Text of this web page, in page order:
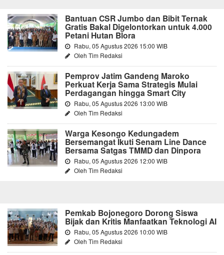
Bantuan CSR Jumbo dan Bibit Ternak
Gratis Bakal Digelontorkan untuk 4.000
Petani Hutan Blora
Rabu, 05 Agustus 2026 15:00 WIB
Oleh Tim Redaksi
Pemprov Jatim Gandeng Maroko
Perkuat Kerja Sama Strategis Mulai
Perdagangan hingga Smart City
Rabu, 05 Agustus 2026 13:00 WIB
Oleh Tim Redaksi
Warga Kesongo Kedungadem
Bersemangat Ikuti Senam Line Dance
Bersama Satgas TMMD dan Dinpora
Rabu, 05 Agustus 2026 12:00 WIB
Oleh Tim Redaksi
Pemkab Bojonegoro Dorong Siswa
Bijak dan Kritis Manfaatkan Teknologi AI
Rabu, 05 Agustus 2026 10:00 WIB
Oleh Tim Redaksi